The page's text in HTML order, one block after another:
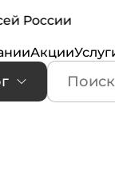
Акции